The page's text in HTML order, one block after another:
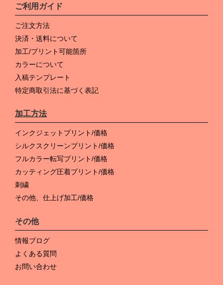
ご利用ガイド
ご注文方法
決済・送料について
加工/プリント可能箇所
カラーについて
入稿テンプレート
特定商取引法に基づく表記
加工方法
インクジェットプリント/価格
シルクスクリーンプリント/価格
フルカラー転写プリント/価格
カッティング圧着プリント/価格
刺繍
その他、仕上げ加工/価格
その他
情報ブログ
よくある質問
お問い合わせ